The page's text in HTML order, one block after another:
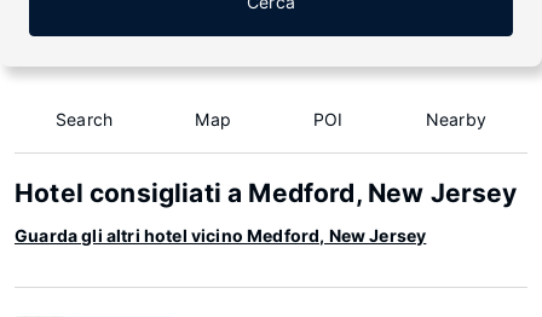
Search Map POI Nearby
Hotel consigliati a Medford, New Jersey
Guarda gli altri hotel vicino Medford, New Jersey